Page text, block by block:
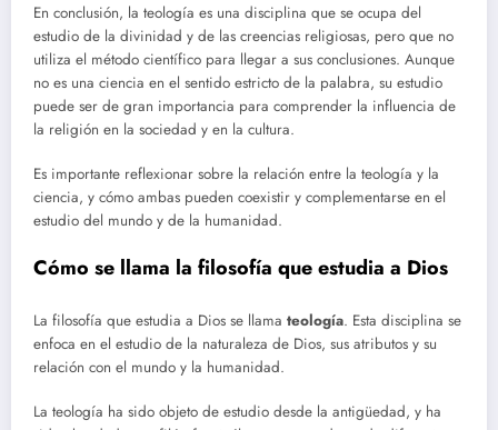
En conclusión, la teología es una disciplina que se ocupa del
estudio de la divinidad y de las creencias religiosas, pero que no
utiliza el método científico para llegar a sus conclusiones. Aunque
no es una ciencia en el sentido estricto de la palabra, su estudio
puede ser de gran importancia para comprender la influencia de
la religión en la sociedad y en la cultura.
Es importante reflexionar sobre la relación entre la teología y la
ciencia, y cómo ambas pueden coexistir y complementarse en el
estudio del mundo y de la humanidad.
Cómo se llama la filosofía que estudia a Dios
La filosofía que estudia a Dios se llama teología. Esta disciplina se
enfoca en el estudio de la naturaleza de Dios, sus atributos y su
relación con el mundo y la humanidad.
La teología ha sido objeto de estudio desde la antigüedad, y ha